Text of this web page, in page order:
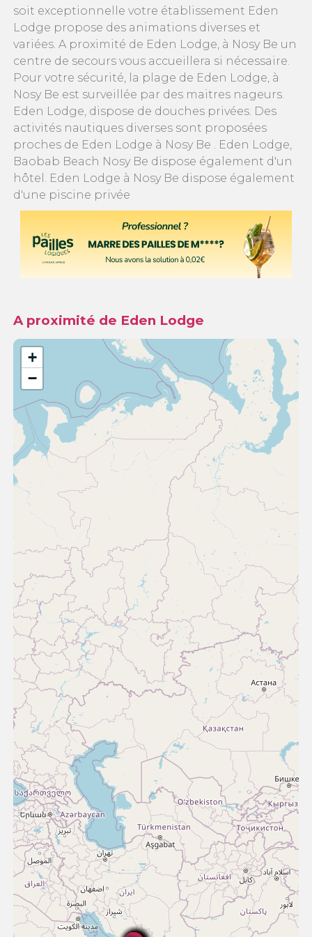
soit exceptionnelle votre établissement Eden
Lodge propose des animations diverses et
variées. A proximité de Eden Lodge, à Nosy Be un
centre de secours vous accueillera si nécessaire.
Pour votre sécurité, la plage de Eden Lodge, à
Nosy Be est surveillée par des maitres nageurs.
Eden Lodge, dispose de douches privées. Des
activités nautiques diverses sont proposées
proches de Eden Lodge à Nosy Be . Eden Lodge,
Baobab Beach Nosy Be dispose également d'un
hôtel. Eden Lodge à Nosy Be dispose également
d'une piscine privée
A proximité de Eden Lodge
+
−